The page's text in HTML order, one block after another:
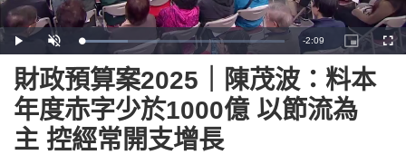
Play Unmute Loaded:
22.96%
Remaining
-2:09
Picture-
in-
財政預算案2025｜陳茂波：料本
年度赤字少於1000億 以節流為
主 控經常開支增長